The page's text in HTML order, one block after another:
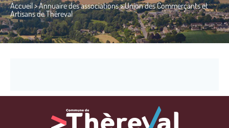
Accueil>Annuaire des associations>Union des Commerçants et
Artisans de Thèreval